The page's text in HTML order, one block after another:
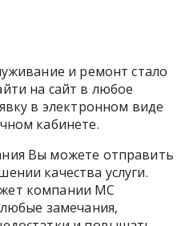
и ремонт стало
на сайт в любое
в электронном виде
кабинете.
Вы можете отправить
качества услуги.
компании MC
замечания,